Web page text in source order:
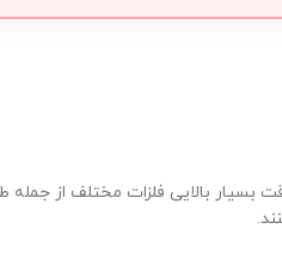
بسیار بالایی فلزات مختلف از جمله